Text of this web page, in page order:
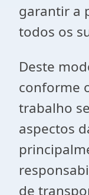
garantir a
todos os
Deste
conforme
trabalho
aspectos
de